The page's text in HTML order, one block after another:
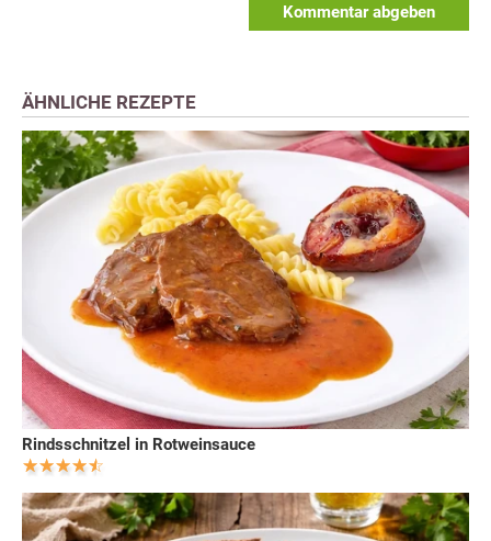
Kommentar abgeben
ÄHNLICHE REZEPTE
Rindsschnitzel in Rotweinsauce